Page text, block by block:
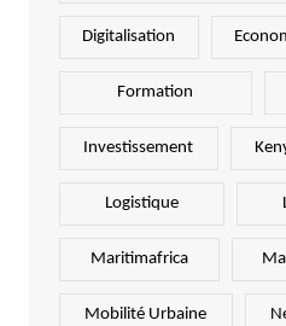
Digitalisation
Formation
Investissement
Logistique
Maritimafrica
Mobilité Urbaine